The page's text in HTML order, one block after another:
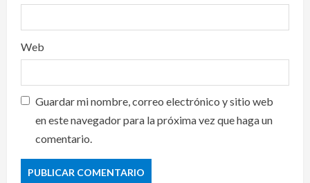
Web
Guardar mi nombre, correo electrónico y sitio web
en este navegador para la próxima vez que haga un
comentario.